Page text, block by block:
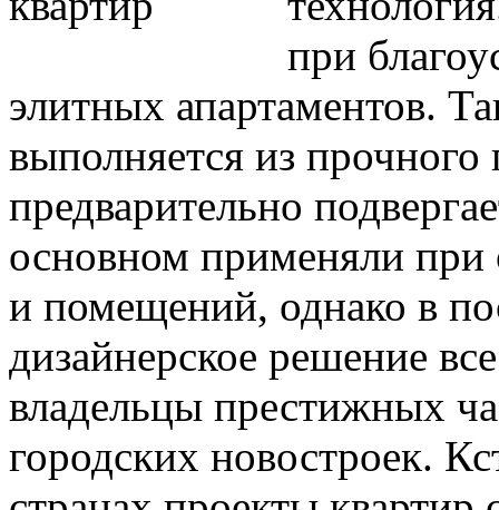
при
элитных апартаментов.
выполняется из прочного
предварительно
основном применяли при
и помещений, однако в
дизайнерское решение
владельцы престижных
городских новостроек.